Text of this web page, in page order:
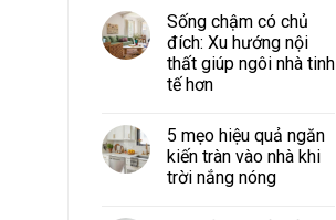
Sống chậm có chủ
đích: Xu hướng nội
thất giúp ngôi nhà tinh
tế hơn
5 mẹo hiệu quả ngăn
kiến tràn vào nhà khi
trời nắng nóng